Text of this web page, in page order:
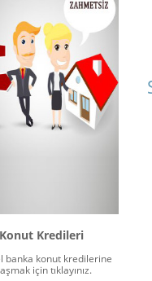
Konut Kredileri
banka konut kredilerine
için tıklayınız.